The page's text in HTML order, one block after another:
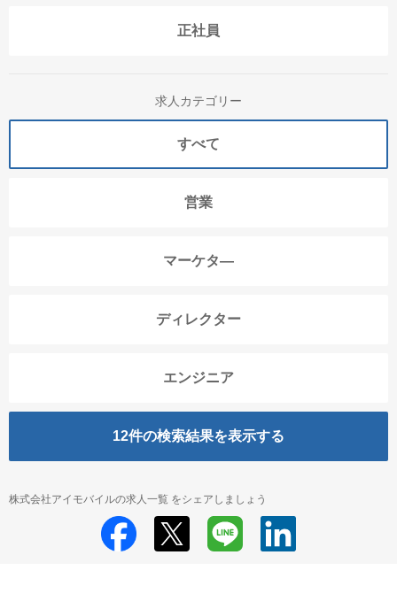
正社員
求人カテゴリー
すべて
営業
マーケタ―
ディレクター
エンジニア
12件の検索結果を表示する
株式会社アイモバイルの求人一覧 をシェアしましょう